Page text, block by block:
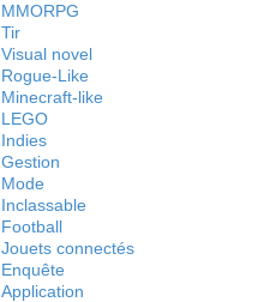
MMORPG
Tir
Visual novel
Rogue-Like
Minecraft-like
LEGO
Indies
Gestion
Mode
Inclassable
Football
Jouets connectés
Enquête
Application